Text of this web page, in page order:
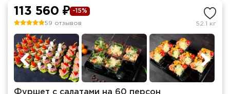
113 560 ₽ -15%
59 отзывов 52.1 кг
Фуршет с салатами на 60 персон